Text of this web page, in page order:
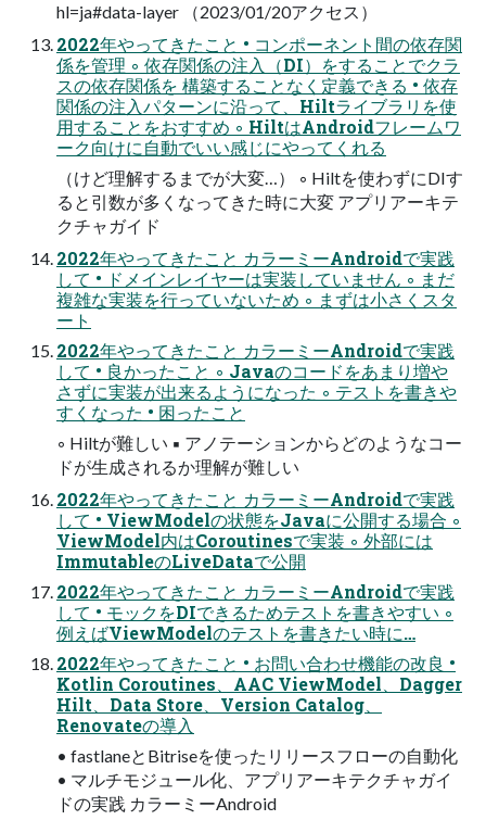
hl=ja#data-layer （2023/01/20アクセス）
2022年やってきたこと • コンポーネント間の依存関
係を管理 ◦ 依存関係の注入（DI）をすることでクラ
スの依存関係を 構築することなく定義できる • 依存
関係の注入パターンに沿って、Hiltライブラリを使
用することをおすすめ ◦ HiltはAndroidフレームワ
ーク向けに自動でいい感じにやってくれる
（けど理解するまでが大変…） ◦ Hiltを使わずにDIす
ると引数が多くなってきた時に大変 アプリアーキテ
クチャガイド
2022年やってきたこと カラーミーAndroidで実践
して • ドメインレイヤーは実装していません ◦ まだ
複雑な実装を行っていないため ◦ まずは小さくスタ
ート
2022年やってきたこと カラーミーAndroidで実践
して • 良かったこと ◦ Javaのコードをあまり増や
さずに実装が出来るようになった ◦ テストを書きや
すくなった • 困ったこと
◦ Hiltが難しい ▪ アノテーションからどのようなコー
ドが生成されるか理解が難しい
2022年やってきたこと カラーミーAndroidで実践
して • ViewModelの状態をJavaに公開する場合 ◦
ViewModel内はCoroutinesで実装 ◦ 外部には
ImmutableのLiveDataで公開
2022年やってきたこと カラーミーAndroidで実践
して • モックをDIできるためテストを書きやすい ◦
例えばViewModelのテストを書きたい時に…
2022年やってきたこと • お問い合わせ機能の改良 •
Kotlin Coroutines、AAC ViewModel、Dagger
Hilt、Data Store、Version Catalog、
Renovateの導入
• fastlaneとBitriseを使ったリリースフローの自動化
• マルチモジュール化、アプリアーキテクチャガイ
ドの実践 カラーミーAndroid